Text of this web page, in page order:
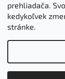
prehliadača.
kedykoľvek
stránke.